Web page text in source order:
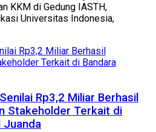
KKM di Gedung IASTH,
Universitas Indonesia,
Rp3,2 Miliar Berhasil
Stakeholder Terkait di
Juanda